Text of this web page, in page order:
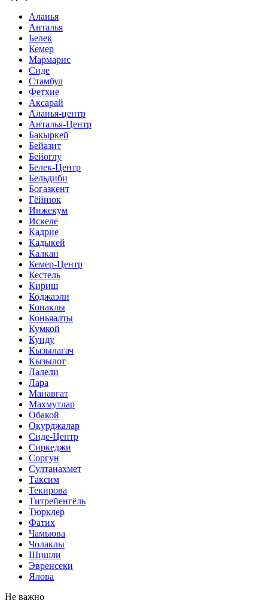
Аланья
Анталья
Белек
Кемер
Мармарис
Сиде
Стамбул
Фетхие
Аксарай
Аланья-центр
Анталья-Центр
Бакыркей
Бейазит
Бейоглу
Белек-Центр
Бельдиби
Богазкент
Гёйнюк
Инжекум
Искеле
Кадрие
Кадыкей
Калкан
Кемер-Центр
Кестель
Кириш
Коджаэли
Конаклы
Коньяалты
Кумкой
Кунду
Кызылагач
Кызылот
Лалели
Лара
Манавгат
Махмутлар
Обакой
Окурджалар
Сиде-Центр
Сиркеджи
Соргун
Султанахмет
Таксим
Текирова
Титрейенгёль
Тюрклер
Фатих
Чамьюва
Чолаклы
Шишли
Эвренсеки
Ялова
Не важно